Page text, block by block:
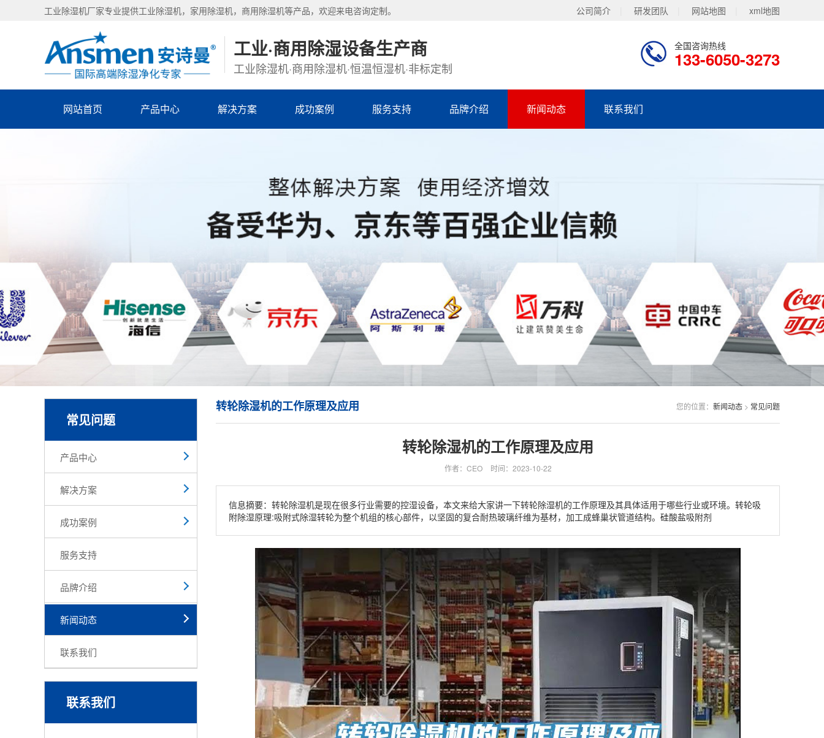
工业除湿机厂家专业提供工业除湿机，家用除湿机，商用除湿机等产品，欢迎来电咨询定制。 公司简介 研发团队 网站地图 xml地图
工业·商用除湿设备生产商
工业除湿机·商用除湿机·恒温恒湿机·非标定制
全国咨询热线
133-6050-3273
网站首页 产品中心 解决方案 成功案例 服务支持 品牌介绍 新闻动态 联系我们
常见问题
产品中心
解决方案
成功案例
服务支持
品牌介绍
新闻动态
联系我们
联系我们
您的位置： 新闻动态 > 常见问题
转轮除湿机的工作原理及应用
转轮除湿机的工作原理及应用
作者：CEO 时间：2023-10-22
信息摘要：转轮除湿机是现在很多行业需要的控湿设备，本文来给大家讲一下转轮除湿机的工作原理及其具体适用于哪些行业或环境。转轮吸
附除湿原理:吸附式除湿转轮为整个机组的核心部件，以坚固的复合耐热玻璃纤维为基材，加工成蜂巢状管道结构。硅酸盐吸附剂